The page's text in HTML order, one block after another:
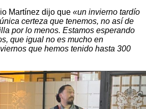
Martínez dijo que «un invierno tardío
certeza que tenemos, no así de
por lo menos. Estamos esperando
que igual no es mucho en
que hemos tenido hasta 300